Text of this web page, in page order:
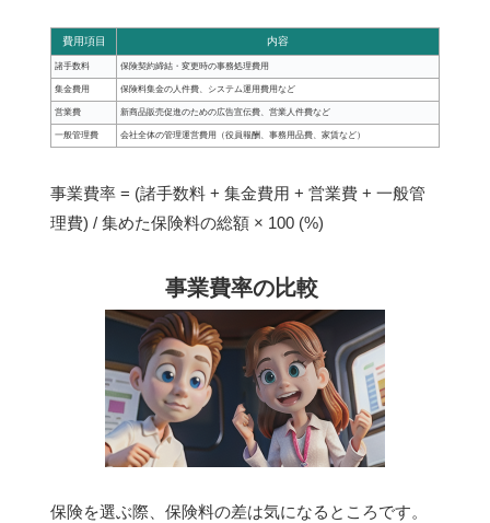
費用項目 内容
諸手数料 保険契約締結・変更時の事務処理費用
集金費用 保険料集金の人件費、システム運用費用など
営業費 新商品販売促進のための広告宣伝費、営業人件費など
一般管理費 会社全体の管理運営費用（役員報酬、事務用品費、家賃など）
事業費率 = (諸手数料 + 集金費用 + 営業費 + 一般管
理費) / 集めた保険料の総額 × 100 (%)
事業費率の比較
保険を選ぶ際、保険料の差は気になるところです。